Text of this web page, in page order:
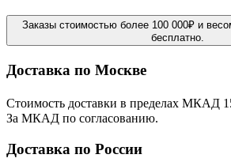
Заказы стоимостью более 100 000₽ и
бесплатно.
Доставка по Москве
Стоимость доставки в пределах МКАД
За МКАД по согласованию.
Доставка по России